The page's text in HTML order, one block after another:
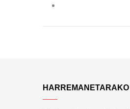
HARREMANETARAKO